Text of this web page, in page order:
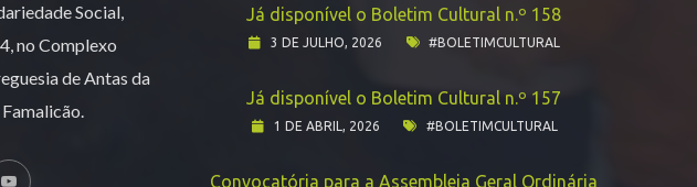
Social,
no Complexo
de Antas da
Já disponível o Boletim Cultural n.º 158
3 DE JULHO, 2026 #BOLETIMCULTURAL
Já disponível o Boletim Cultural n.º 157
1 DE ABRIL, 2026 #BOLETIMCULTURAL
Convocatória para a Assembleia Geral Ordinária